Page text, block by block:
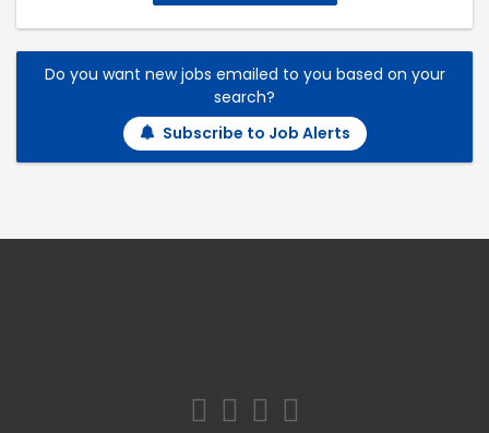
Do you want new jobs emailed to you based on your
search?
Subscribe to Job Alerts